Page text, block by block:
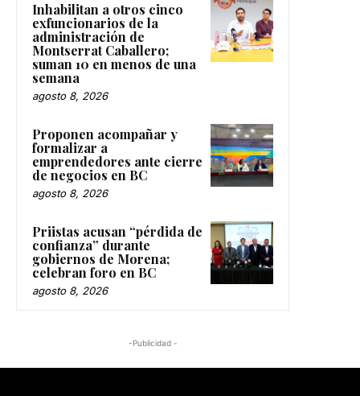
Inhabilitan a otros cinco
exfuncionarios de la
administración de
Montserrat Caballero;
suman 10 en menos de una
semana
agosto 8, 2026
Proponen acompañar y
formalizar a
emprendedores ante cierre
de negocios en BC
agosto 8, 2026
Priistas acusan “pérdida de
confianza” durante
gobiernos de Morena;
celebran foro en BC
agosto 8, 2026
-Publicidad -